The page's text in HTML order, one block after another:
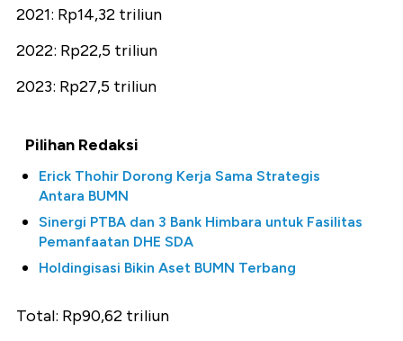
2021: Rp14,32 triliun
2022: Rp22,5 triliun
2023: Rp27,5 triliun
Pilihan Redaksi
Erick Thohir Dorong Kerja Sama Strategis
Antara BUMN
Sinergi PTBA dan 3 Bank Himbara untuk Fasilitas
Pemanfaatan DHE SDA
Holdingisasi Bikin Aset BUMN Terbang
Total: Rp90,62 triliun